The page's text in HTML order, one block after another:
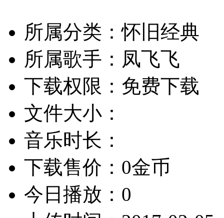
所属分类：怀旧经典
所属歌手：凤飞飞
下载权限：免费下载
文件大小：
音乐时长：
下载售价：0金币
今日播放：0